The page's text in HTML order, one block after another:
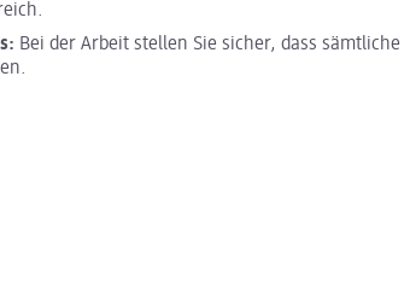
Bei der Arbeit stellen Sie sicher, dass